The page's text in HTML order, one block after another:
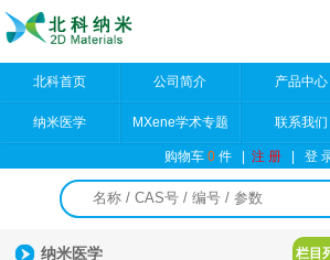
北科首页 公司简介 产品中心
纳米医学 MXene学术专题 联系我们
购物车0件 |注 册 |登
纳米医学 栏目